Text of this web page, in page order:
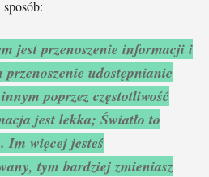
jest przenoszenie informacji i
przenoszenie udostępnianie
poprzez częstotliwość
jest lekka; Światło to
Im więcej jesteś
tym bardziej zmieniasz